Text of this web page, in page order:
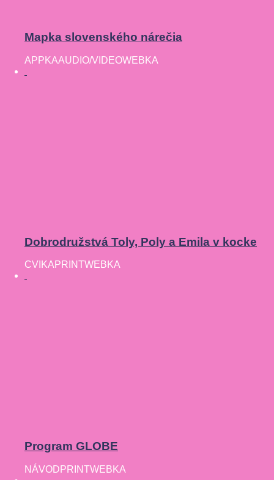
Mapka slovenského nárečia
APPKAAUDIO/VIDEOWEBKA
Dobrodružstvá Toly, Poly a Emila v kocke
CVIKAPRINTWEBKA
Program GLOBE
NÁVODPRINTWEBKA